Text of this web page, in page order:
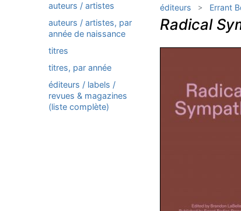
auteurs / artistes
auteurs / artistes, par
année de naissance
titres
titres, par année
éditeurs / labels /
revues & magazines
(liste complète)
éditeurs Errant
Radical